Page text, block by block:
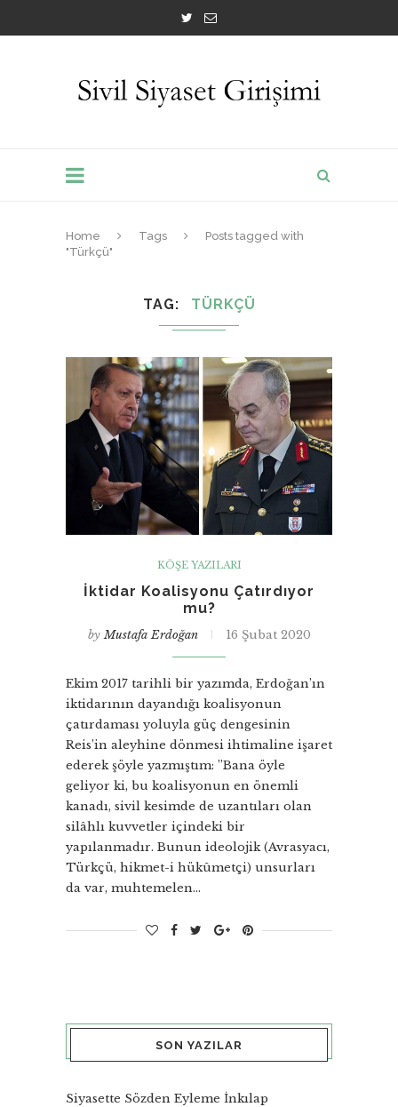
Home Tags
Posts tagged with
"Türkçü"
TAG TÜRKÇÜ
KÖŞE YAZILARI
İktidar Koalisyonu Çatırdıyor
mu?
byMustafa Erdoğan 16 Şubat 2020
Ekim 2017 tarihli bir yazımda, Erdoğan’ın
iktidarının dayandığı koalisyonun
çatırdaması yoluyla güç dengesinin
Reis’in aleyhine dönmesi ihtimaline işaret
ederek şöyle yazmıştım: ”Bana öyle
geliyor ki, bu koalisyonun en önemli
kanadı, sivil kesimde de uzantıları olan
silâhlı kuvvetler içindeki bir
yapılanmadır. Bunun ideolojik (Avrasyacı,
Türkçü, hikmet-i hükûmetçi) unsurları
da var, muhtemelen…
SON YAZILAR
Siyasette Sözden Eyleme İnkılap